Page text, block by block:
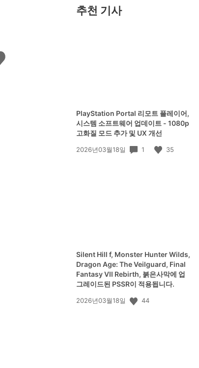
추천 기사
PlayStation Portal 리모트 플레이어,
시스템 소프트웨어 업데이트 - 1080p
고화질 모드 추가 및 UX 개선
공
2026년03월18일 1 35
Silent Hill f, Monster Hunter Wilds,
Dragon Age: The Veilguard, Final
Fantasy VII Rebirth, 붉은사막에 업
그레이드된 PSSR이 적용됩니다.
공
2026년03월18일 44